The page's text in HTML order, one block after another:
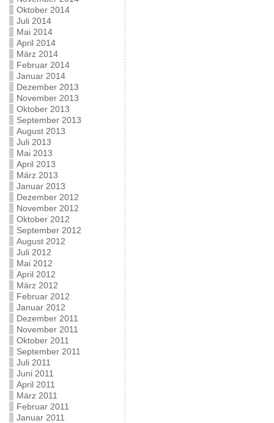
Oktober 2014
Juli 2014
Mai 2014
April 2014
März 2014
Februar 2014
Januar 2014
Dezember 2013
November 2013
Oktober 2013
September 2013
August 2013
Juli 2013
Mai 2013
April 2013
März 2013
Januar 2013
Dezember 2012
November 2012
Oktober 2012
September 2012
August 2012
Juli 2012
Mai 2012
April 2012
März 2012
Februar 2012
Januar 2012
Dezember 2011
November 2011
Oktober 2011
September 2011
Juli 2011
Juni 2011
April 2011
März 2011
Februar 2011
Januar 2011